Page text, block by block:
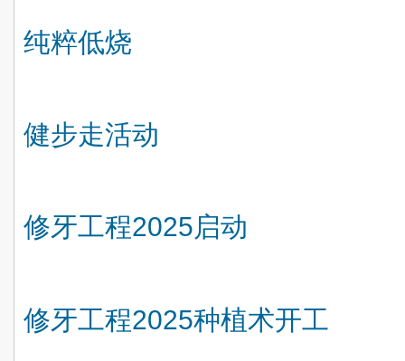
纯粹低烧
健步走活动
修牙工程2025启动
修牙工程2025种植术开工